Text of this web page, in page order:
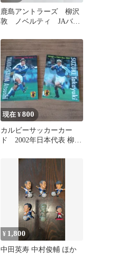
鹿島アントラーズ 柳沢
敦 ノベルティ JAバン
現在 ¥800
カルビーサッカーカー
ド 2002年日本代表 柳沢
¥ 1,800
中田英寿 中村俊輔 ほか